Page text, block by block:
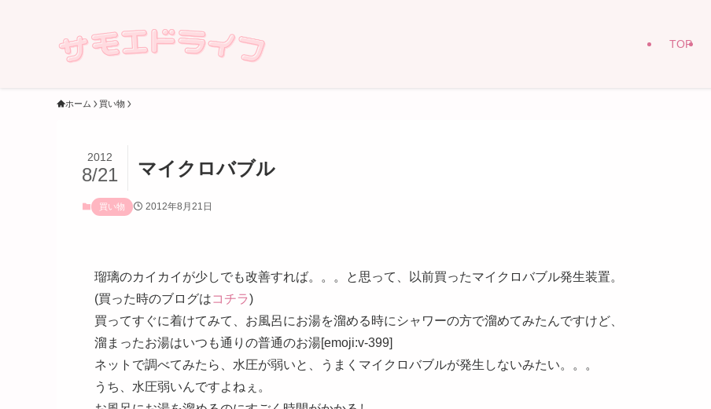
TOP
ホーム 買い物
マイクロバブル
2012
8/21
買い物 2012年8月21日
瑠璃のカイカイが少しでも改善すれば。。。と思って、以前買ったマイクロバブル発生装置。
(買った時のブログはコチラ)
買ってすぐに着けてみて、お風呂にお湯を溜める時にシャワーの方で溜めてみたんですけど、
溜まったお湯はいつも通りの普通のお湯[emoji:v-399]
ネットで調べてみたら、水圧が弱いと、うまくマイクロバブルが発生しないみたい。。。
うち、水圧弱いんですよねぇ。